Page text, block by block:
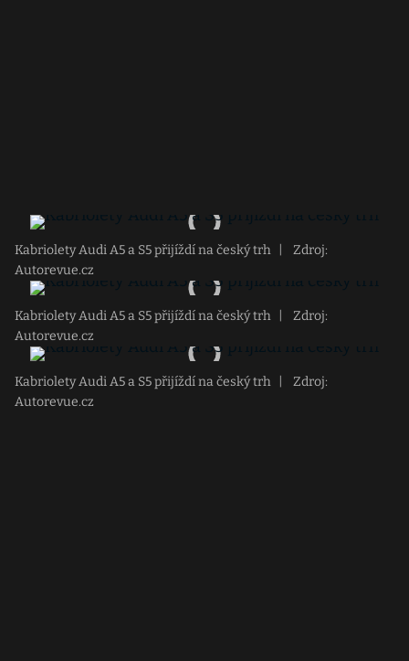
Kabriolety Audi A5 a S5 přijíždí na český trh
Zdroj:
Autorevue.cz
Kabriolety Audi A5 a S5 přijíždí na český trh
Zdroj:
Autorevue.cz
Kabriolety Audi A5 a S5 přijíždí na český trh
Zdroj:
Autorevue.cz